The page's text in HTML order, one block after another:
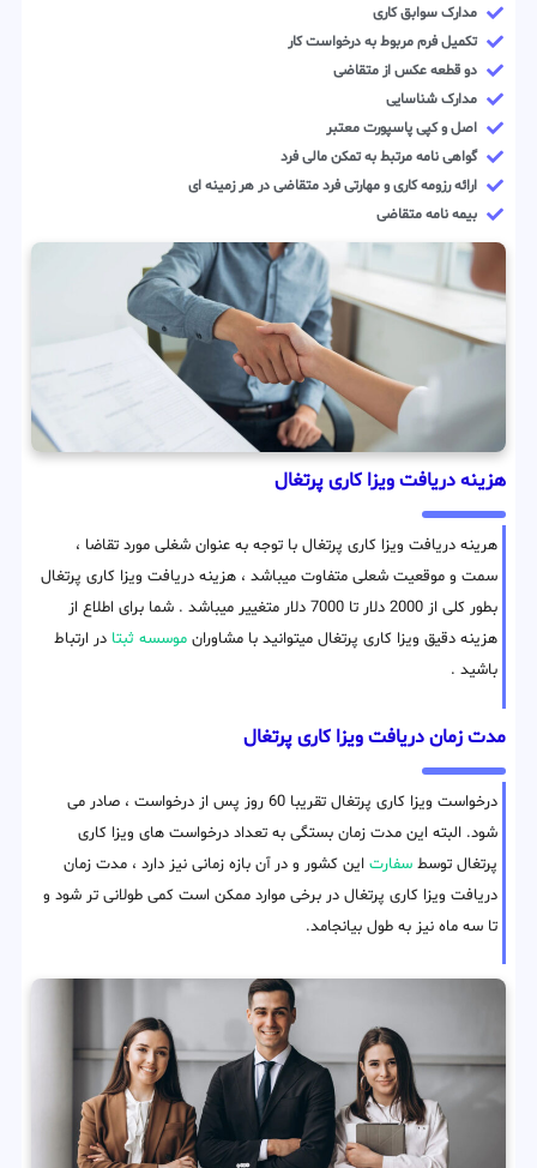
مدارک سوابق کاری
تکمیل فرم مربوط به درخواست کار
دو قطعه عکس از متقاضی
مدارک شناسایی
اصل و کپی پاسپورت معتبر
گواهی نامه مرتبط به تمکن مالی فرد
ارائه رزومه کاری و مهارتی فرد متقاضی در هر زمینه ای
بیمه نامه متقاضی
هزینه دریافت ویزا کاری پرتغال
هرینه دریافت ویزا کاری پرتغال با توجه به عنوان شغلی مورد تقاضا ،
سمت و موقعیت شعلی متفاوت میباشد ، هزینه دریافت ویزا کاری پرتغال
بطور کلی از 2000 دلار تا 7000 دلار متغییر میباشد . شما برای اطلاع از
هزینه دقیق ویزا کاری پرتغال میتوانید با مشاوران موسسه ثبتا در ارتباط
باشید .
مدت زمان دریافت ویزا کاری پرتغال
درخواست ویزا کاری پرتغال تقریبا 60 روز پس از درخواست ، صادر می
شود. البته این مدت زمان بستگی به تعداد درخواست های ویزا کاری
پرتغال توسط سفارت این کشور و در آن بازه زمانی نیز دارد ، مدت زمان
دریافت ویزا کاری پرتغال در برخی موارد ممکن است کمی طولانی تر شود و
تا سه ماه نیز به طول بیانجامد.